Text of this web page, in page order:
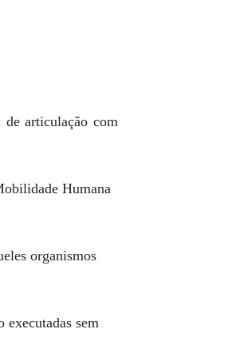
articulação com
Humana
organismos
executadas sem